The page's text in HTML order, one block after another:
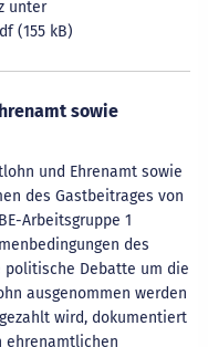
unter
(155 kB)
sowie
und Ehrenamt sowie
des Gastbeitrages von
Arbeitsgruppe 1
des
politische Debatte um die
ausgenommen werden
wird, dokumentiert
ehrenamtlichen